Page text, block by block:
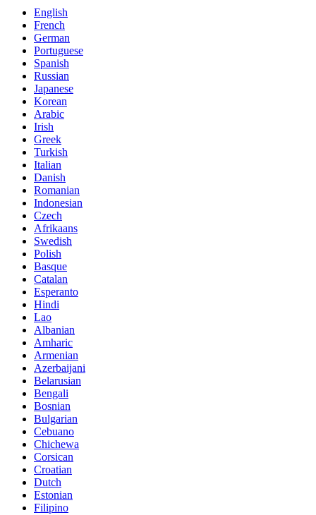
English
French
German
Portuguese
Spanish
Russian
Japanese
Korean
Arabic
Irish
Greek
Turkish
Italian
Danish
Romanian
Indonesian
Czech
Afrikaans
Swedish
Polish
Basque
Catalan
Esperanto
Hindi
Lao
Albanian
Amharic
Armenian
Azerbaijani
Belarusian
Bengali
Bosnian
Bulgarian
Cebuano
Chichewa
Corsican
Croatian
Dutch
Estonian
Filipino